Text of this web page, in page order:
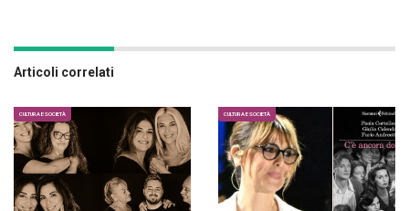
Articoli correlati
CULTURA E SOCIETÀ CULTURA E SOCIETÀ